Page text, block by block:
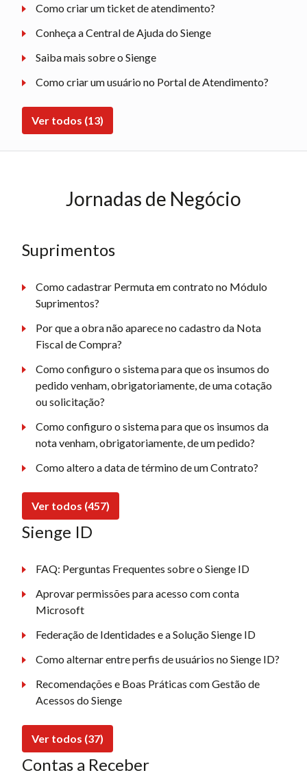
Como criar um ticket de atendimento?
Conheça a Central de Ajuda do Sienge
Saiba mais sobre o Sienge
Como criar um usuário no Portal de Atendimento?
Ver todos (13)
Jornadas de Negócio
Suprimentos
Como cadastrar Permuta em contrato no Módulo
Suprimentos?
Por que a obra não aparece no cadastro da Nota
Fiscal de Compra?
Como configuro o sistema para que os insumos do
pedido venham, obrigatoriamente, de uma cotação
ou solicitação?
Como configuro o sistema para que os insumos da
nota venham, obrigatoriamente, de um pedido?
Como altero a data de término de um Contrato?
Ver todos (457)
Sienge ID
FAQ: Perguntas Frequentes sobre o Sienge ID
Aprovar permissões para acesso com conta
Microsoft
Federação de Identidades e a Solução Sienge ID
Como alternar entre perfis de usuários no Sienge ID?
Recomendações e Boas Práticas com Gestão de
Acessos do Sienge
Ver todos (37)
Contas a Receber